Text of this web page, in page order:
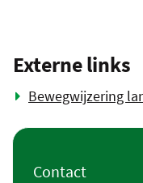
Externe links
Bewegwijzering
Contact
Contact